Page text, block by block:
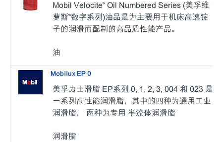
Mobil Velocite™ Oil Numbered Series (美孚维
萝斯™数字系列)油品是为主要用于机床高速锭
子的润滑而配制的高品质性能产品。
油
Mobilux EP 0
美孚力士滑脂 EP系列 0, 1, 2, 3, 004 和 023 是
一系列高性能润滑脂，其中的四种为通用工业
润滑脂， 两种为专用 半流体润滑脂
润滑脂